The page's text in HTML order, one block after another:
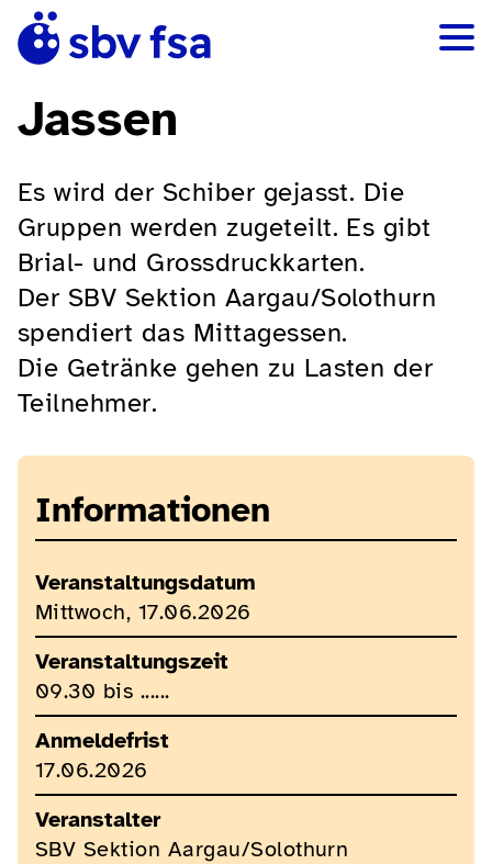
Jassen
Es wird der Schiber gejasst. Die
Gruppen werden zugeteilt. Es gibt
Brial- und Grossdruckkarten.
Der SBV Sektion Aargau/Solothurn
spendiert das Mittagessen.
Die Getränke gehen zu Lasten der
Teilnehmer.
Informationen
Veranstaltungsdatum
Mittwoch, 17.06.2026
Veranstaltungszeit
09.30 bis ......
Anmeldefrist
17.06.2026
Veranstalter
SBV Sektion Aargau/Solothurn